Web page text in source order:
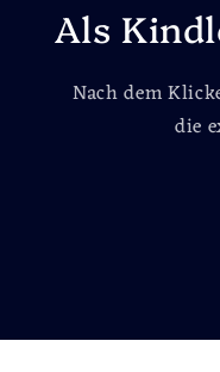
Als
Nach dem
die